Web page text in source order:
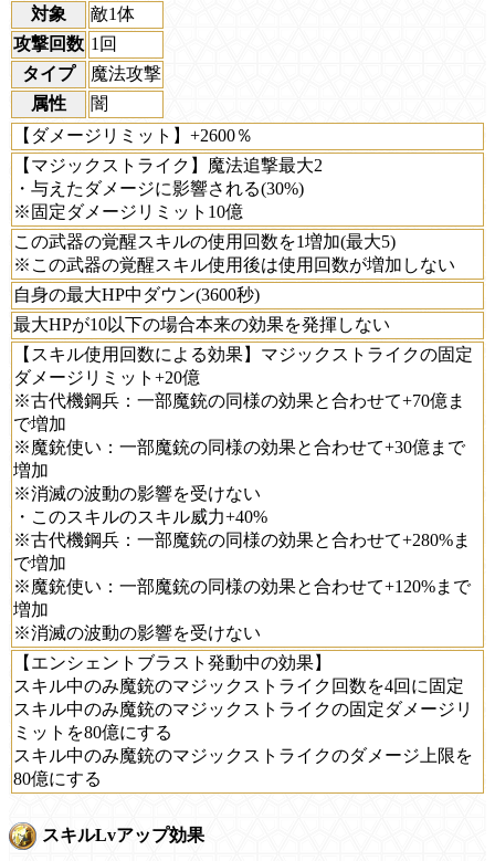
対象
敵1体
攻撃回数 1回
タイプ
魔法攻撃
属性
闇
【ダメージリミット】+2600％
【マジックストライク】魔法追撃最大2
・与えたダメージに影響される(30%)
※固定ダメージリミット10億
この武器の覚醒スキルの使用回数を1増加(最大5)
※この武器の覚醒スキル使用後は使用回数が増加しない
自身の最大HP中ダウン(3600秒)
最大HPが10以下の場合本来の効果を発揮しない
【スキル使用回数による効果】マジックストライクの固定
ダメージリミット+20億
※古代機鋼兵：一部魔銃の同様の効果と合わせて+70億ま
で増加
※魔銃使い：一部魔銃の同様の効果と合わせて+30億まで
増加
※消滅の波動の影響を受けない
・このスキルのスキル威力+40%
※古代機鋼兵：一部魔銃の同様の効果と合わせて+280%ま
で増加
※魔銃使い：一部魔銃の同様の効果と合わせて+120%まで
増加
※消滅の波動の影響を受けない
【エンシェントブラスト発動中の効果】
スキル中のみ魔銃のマジックストライク回数を4回に固定
スキル中のみ魔銃のマジックストライクの固定ダメージリ
ミットを80億にする
スキル中のみ魔銃のマジックストライクのダメージ上限を
80億にする
スキルLvアップ効果